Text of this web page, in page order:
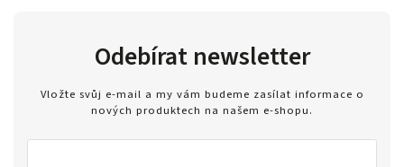
Odebírat newsletter
Vložte svůj e-mail a my vám budeme zasílat informace o
nových produktech na našem e-shopu.